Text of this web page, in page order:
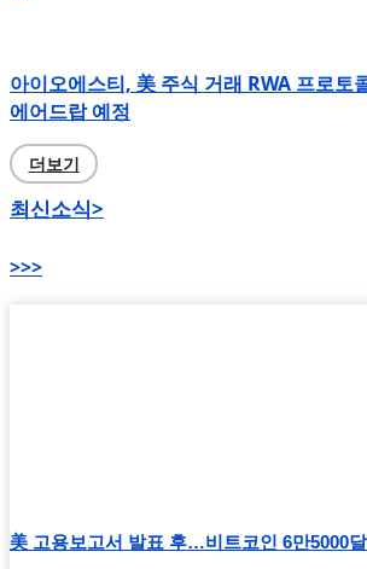
아이오에스티, 美 주식 거래 RWA 프로토
에어드랍 예정
더보기
최신소식>
>>>
美 고용보고서 발표 후…비트코인 6만5000